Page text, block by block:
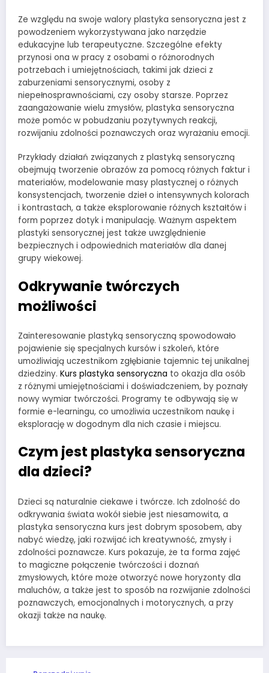
Ze względu na swoje walory plastyka sensoryczna jest z
powodzeniem wykorzystywana jako narzędzie
edukacyjne lub terapeutyczne. Szczególne efekty
przynosi ona w pracy z osobami o różnorodnych
potrzebach i umiejętnościach, takimi jak dzieci z
zaburzeniami sensorycznymi, osoby z
niepełnosprawnościami, czy osoby starsze. Poprzez
zaangażowanie wielu zmysłów, plastyka sensoryczna
może pomóc w pobudzaniu pozytywnych reakcji,
rozwijaniu zdolności poznawczych oraz wyrażaniu emocji.
Przykłady działań związanych z plastyką sensoryczną
obejmują tworzenie obrazów za pomocą różnych faktur i
materiałów, modelowanie masy plastycznej o różnych
konsystencjach, tworzenie dzieł o intensywnych kolorach
i kontrastach, a także eksplorowanie różnych kształtów i
form poprzez dotyk i manipulację. Ważnym aspektem
plastyki sensorycznej jest także uwzględnienie
bezpiecznych i odpowiednich materiałów dla danej
grupy wiekowej.
Odkrywanie twórczych
możliwości
Zainteresowanie plastyką sensoryczną spowodowało
pojawienie się specjalnych kursów i szkoleń, które
umożliwiają uczestnikom zgłębianie tajemnic tej unikalnej
dziedziny. Kurs plastyka sensoryczna to okazja dla osób
z różnymi umiejętnościami i doświadczeniem, by poznały
nowy wymiar twórczości. Programy te odbywają się w
formie e-learningu, co umożliwia uczestnikom naukę i
eksplorację w dogodnym dla nich czasie i miejscu.
Czym jest plastyka sensoryczna
dla dzieci?
Dzieci są naturalnie ciekawe i twórcze. Ich zdolność do
odkrywania świata wokół siebie jest niesamowita, a
plastyka sensoryczna kurs jest dobrym sposobem, aby
nabyć wiedzę, jaki rozwijać ich kreatywność, zmysły i
zdolności poznawcze. Kurs pokazuje, że ta forma zajęć
to magiczne połączenie twórczości i doznań
zmysłowych, które może otworzyć nowe horyzonty dla
maluchów, a także jest to sposób na rozwijanie zdolności
poznawczych, emocjonalnych i motorycznych, a przy
okazji także na naukę.